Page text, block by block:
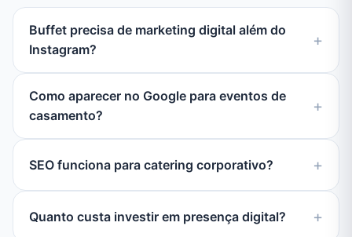
Buffet precisa de marketing digital além do
Instagram?
Como aparecer no Google para eventos de
casamento?
SEO funciona para catering corporativo?
Quanto custa investir em presença digital?